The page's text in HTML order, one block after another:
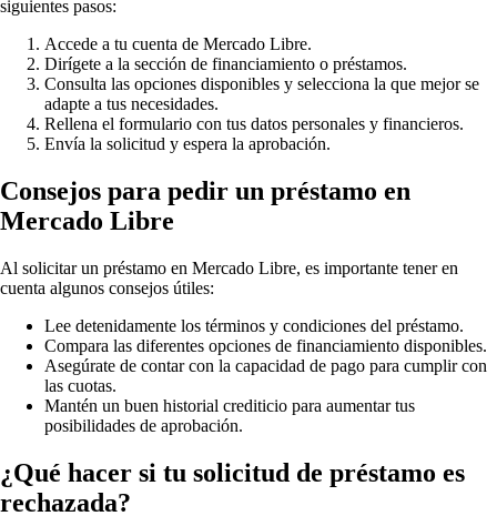
siguientes pasos:
Accede a tu cuenta de Mercado Libre.
Dirígete a la sección de financiamiento o préstamos.
Consulta las opciones disponibles y selecciona la que mejor se
adapte a tus necesidades.
Rellena el formulario con tus datos personales y financieros.
Envía la solicitud y espera la aprobación.
Consejos para pedir un préstamo en
Mercado Libre
Al solicitar un préstamo en Mercado Libre, es importante tener en
cuenta algunos consejos útiles:
Lee detenidamente los términos y condiciones del préstamo.
Compara las diferentes opciones de financiamiento disponibles.
Asegúrate de contar con la capacidad de pago para cumplir con
las cuotas.
Mantén un buen historial crediticio para aumentar tus
posibilidades de aprobación.
¿Qué hacer si tu solicitud de préstamo es
rechazada?